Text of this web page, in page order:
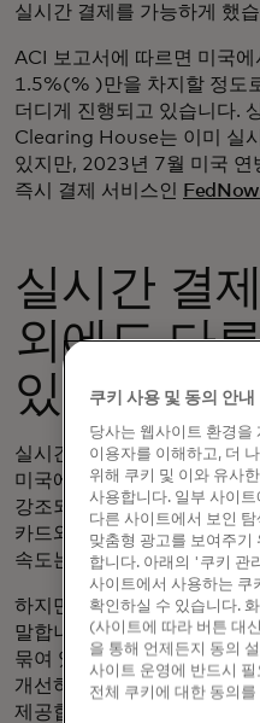
실시간 결제를 가능하게 했
ACI 보고서에 따르면 미국
1.5%(% )만을 차지할 정도
더디게 진행되고 있습니다.
Clearing House는 이미 실
있지만, 2023년 7월 미국 연
즉시 결제 서비스인
실시간 결
외에도 다
있나요?
실시간 결제의 속도 측면에
미국에서 경기 부양책이 느
강조되었습니다. 오프라인
카드와 모바일 지갑에 의존
속도는 핵심입니다.
하지만 결제 전문가들은 속
말합니다. 즉시 청산 및 결제
묶여 있는 금액을 줄여 비즈
개선하고 소비자에게 훨씬
제공합니다.
쿠키 사용 및 동의 안내
당사는 웹사이트 환경을
이용자를 이해하고, 더
위해 쿠키 및 이와 유사
사용합니다. 일부 사이
다른 사이트에서 보인
맞춤형 광고를 보여주기
합니다. 아래의 '쿠키 관
사이트에서 사용하는 쿠
확인하실 수 있습니다.
(사이트에 따라 버튼 대
을 통해 언제든지 동의
사이트 운영에 반드시
전체 쿠키에 대한 동의